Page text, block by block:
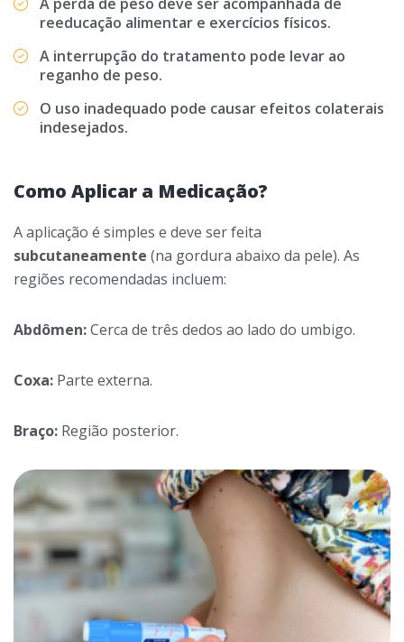
reeducação alimentar e exercícios físicos.
A interrupção do tratamento pode levar ao
reganho de peso.
O uso inadequado pode causar efeitos colaterais
indesejados.
Como Aplicar a Medicação?
A aplicação é simples e deve ser feita
subcutaneamente (na gordura abaixo da pele). As
regiões recomendadas incluem:
Abdômen:Cerca de três dedos ao lado do umbigo.
Coxa: Parte externa.
Braço: Região posterior.